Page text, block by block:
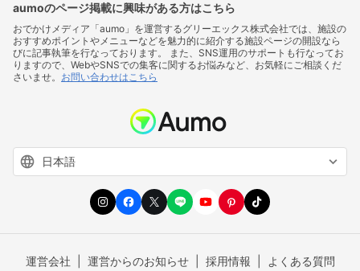
aumoのページ掲載に興味がある方はこちら
おでかけメディア「aumo」を運営するグリーエックス株式会社では、施設の
おすすめポイントやメニューなどを魅力的に紹介する施設ページの開設なら
びに記事執筆を行なっております。 また、SNS運用のサポートも行なってお
りますので、WebやSNSでの集客に関するお悩みなど、お気軽にご相談くだ
さいませ。 お問い合わせはこちら
運営会社 運営からのお知らせ 採用情報 よくある質問